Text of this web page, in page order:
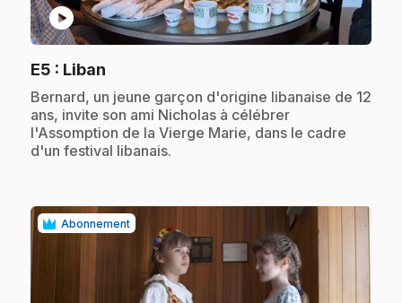
play_circle
E5 : Liban
.Bernard, un jeune garçon d'origine libanaise de 12
ans, invite son ami Nicholas à célébrer
l'Assomption de la Vierge Marie, dans le cadre
d'un festival libanais.
Abonnement